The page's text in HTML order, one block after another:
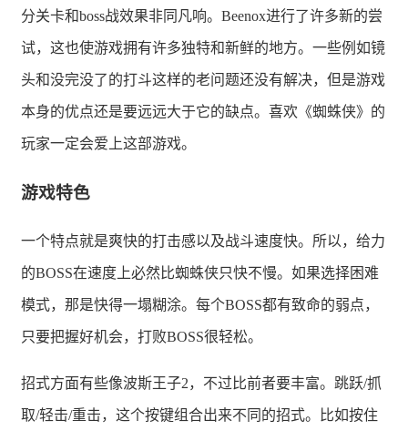
分关卡和boss战效果非同凡响。Beenox进行了许多新的尝
试，这也使游戏拥有许多独特和新鲜的地方。一些例如镜
头和没完没了的打斗这样的老问题还没有解决，但是游戏
本身的优点还是要远远大于它的缺点。喜欢《蜘蛛侠》的
玩家一定会爱上这部游戏。
游戏特色
一个特点就是爽快的打击感以及战斗速度快。所以，给力
的BOSS在速度上必然比蜘蛛侠只快不慢。如果选择困难
模式，那是快得一塌糊涂。每个BOSS都有致命的弱点，
只要把握好机会，打败BOSS很轻松。
招式方面有些像波斯王子2，不过比前者要丰富。跳跃/抓
取/轻击/重击，这个按键组合出来不同的招式。比如按住